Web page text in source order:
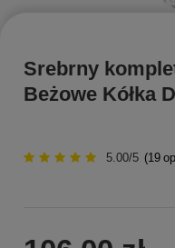
Srebrny
Beżowe Kółka
5.00/5 (19